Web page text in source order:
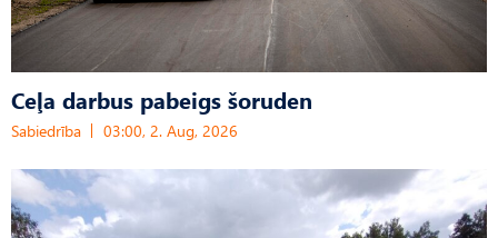
Ceļa darbus pabeigs šoruden
Sabiedrība 03:00, 2. Aug, 2026